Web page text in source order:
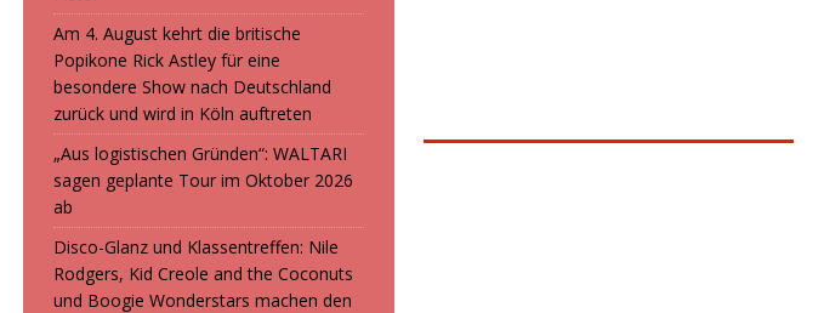
Am 4. August kehrt die britische
Popikone Rick Astley für eine
besondere Show nach Deutschland
zurück und wird in Köln auftreten
„Aus logistischen Gründen“: WALTARI
sagen geplante Tour im Oktober 2026
ab
Disco-Glanz und Klassentreffen: Nile
Rodgers, Kid Creole and the Coconuts
und Boogie Wonderstars machen den